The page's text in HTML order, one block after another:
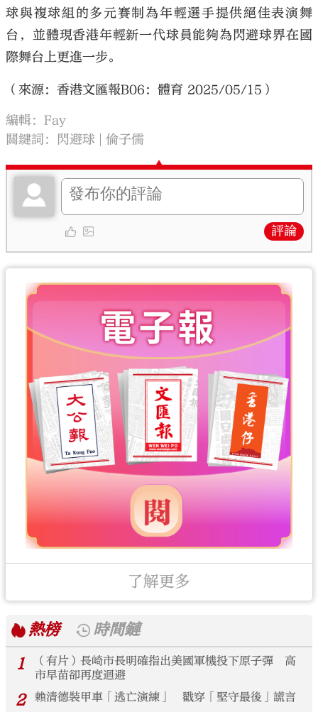
球與複球組的多元賽制為年輕選手提供絕佳表演舞
台，並體現香港年輕新一代球員能夠為閃避球界在國
際舞台上更進一步。
（來源：香港文匯報B06：體育 2025/05/15）
編輯：Fay
關鍵詞：
閃避球 倫子儒
評論
了解更多
熱榜
時間鏈
1
（有片）長崎市長明確指出美國軍機投下原子彈 高
市早苗卻再度迴避
2 賴清德裝甲車「逃亡演練」 戳穿「堅守最後」謊言